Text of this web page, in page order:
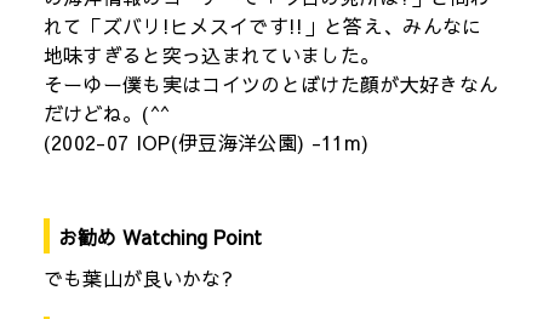
れて「ズバリ!ヒメスイです!!」と答え、みんなに
地味すぎると突っ込まれていました。
そーゆー僕も実はコイツのとぼけた顔が大好きなん
だけどね。(^^
(2002-07 IOP(伊豆海洋公園) -11m)
お勧め Watching Point
でも葉山が良いかな?